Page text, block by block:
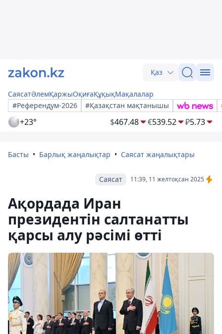
Қаз
СаясатӘлемҚаржыОқиғаҚұқықМақалалар
#Референдум-2026
#Қазақстан мақтанышы
+23° $467.48 €539.52 ₽5.73
Басты Барлық жаңалықтар Саясат жаңалықтары
11:39, 11 желтоқсан 2025
Саясат
Ақордада Иран
президентін салтанатты
қарсы алу рәсімі өтті